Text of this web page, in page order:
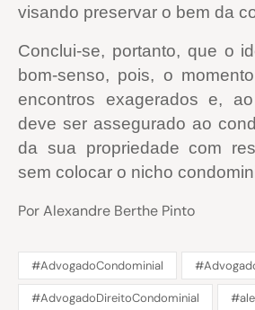
visando preservar o bem da
Conclui-se, portanto, que o
bom-senso, pois, o
encontros exagerados e,
deve ser assegurado ao
da sua propriedade com
sem colocar o nicho
Por Alexandre Berthe Pinto
#AdvogadoCondominial
#AdvogadoDireitoCondominial